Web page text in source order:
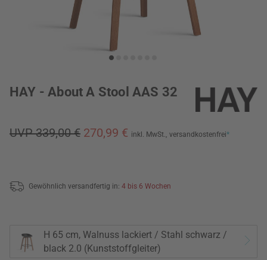
HAY - About A Stool AAS 32
UVP 339,00 € 270,99 € inkl. MwSt., versandkostenfrei*
Gewöhnlich versandfertig in: 4 bis 6 Wochen
H 65 cm, Walnuss lackiert / Stahl schwarz /
black 2.0 (Kunststoffgleiter)